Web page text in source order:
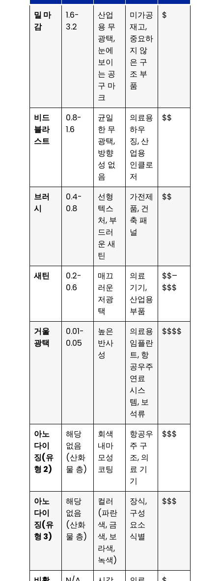
밀 마
감
1.6-
3.2
산업
용 무
광택,
눈에
보이
는 공
구 마
크
미가공
재고,
중요하
지 않
은 구
조 부
품
$
비드
블라
스트
0.8-
1.6
균일
한 무
광택,
방향
성 없
음
의료용
하우
징, 산
업용
인클로
저
$$
브러
시
0.4-
0.8
선형
텍스
처, 부
드러
운 새
틴
가전제
품, 건
축 패
널
$$
새틴
0.2-
0.6
매끄
러운
저광
택
의료
기기,
산업용
부품
$$–
$$$
거울
광택
0.01-
0.05
높은
반사
성
의료용
임플란
트, 항
공우주
연료
시스
템, 보
석류
$$$$
아노
다이
징(유
형 2)
해당
없음
(산화
물 층)
회색
내마
모성
코팅
항공우
주 구
조, 의
료 기
기
$$$
아노
다이
징(유
형 3)
해당
없음
(산화
물 층)
컬러
(파란
색, 금
색, 보
라색,
녹색)
장식,
구성
요소
식별
$$$